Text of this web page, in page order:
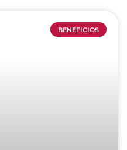
BENEFICIOS